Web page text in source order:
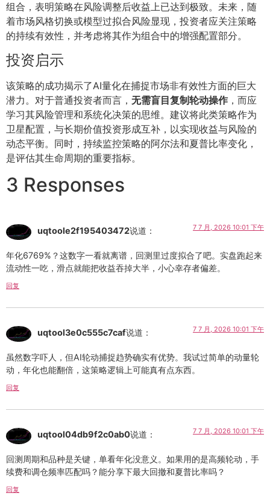
组合，表明策略在风险调整后收益上已达到极致。未来，随
着市场风格切换或模型过拟合风险显现，投资者应关注策略
的持续有效性，并考虑将其作为组合中的增强配置部分。
投资启示
该策略的成功揭示了AI量化在捕捉市场非有效性方面的巨大
潜力。对于普通投资者而言， 无需盲目复制轮动操作 ，而应
学习其风险管理和系统化决策的思维。建议将此类策略作为
卫星配置，与长期价值投资形成互补，以实现收益与风险的
动态平衡。同时，持续监控策略的阿尔法和夏普比率变化，
是评估其生命周期的重要指标。
3 Responses
uqtoole2f195403472说道： 7 7 月, 2026 10:01 下午
年化6769%？这数字一看就离谱，回测里过度拟合了吧。实盘跑起来
流动性一吃，滑点就能把收益吞掉大半，小心幸存者偏差。
回复
uqtool3e0c555c7caf说道： 7 7 月, 2026 10:01 下午
虽然数字吓人，但AI轮动捕捉趋势确实有优势。我试过简单的动量轮
动，年化也能翻倍，这策略逻辑上可能真有点东西。
回复
uqtool04db9f2c0ab0说道： 7 7 月, 2026 10:01 下午
回测周期和品种是关键，单看年化没意义。如果用的是高频轮动，手
续费和调仓频率匹配吗？能分享下最大回撤和夏普比率吗？
回复